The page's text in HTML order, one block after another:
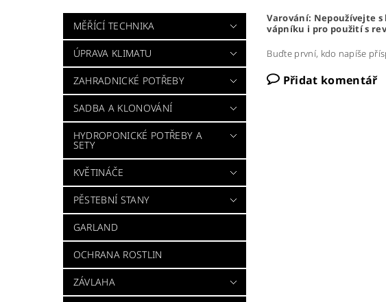
MĚŘÍCÍ TECHNIKA
ÚPRAVA KLIMATU
ZAHRADNICKÉ POTŘEBY
SADBA A KLONOVÁNÍ
HYDROPONICKÉ POTŘEBY A
SETY
KVĚTINÁČE
PĚSTEBNÍ STANY
GARLAND
OCHRANA ROSTLIN
ZÁVLAHA
Varování: Nepoužívejte
vápníku i pro použití s
Buďte první, kdo napíše
Přidat komentář